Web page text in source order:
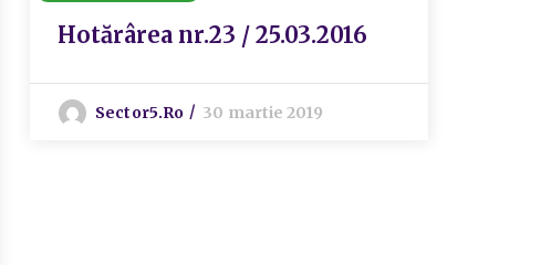
Hotărârea nr.23 / 25.03.2016
Sector5.ro 30 martie 2019